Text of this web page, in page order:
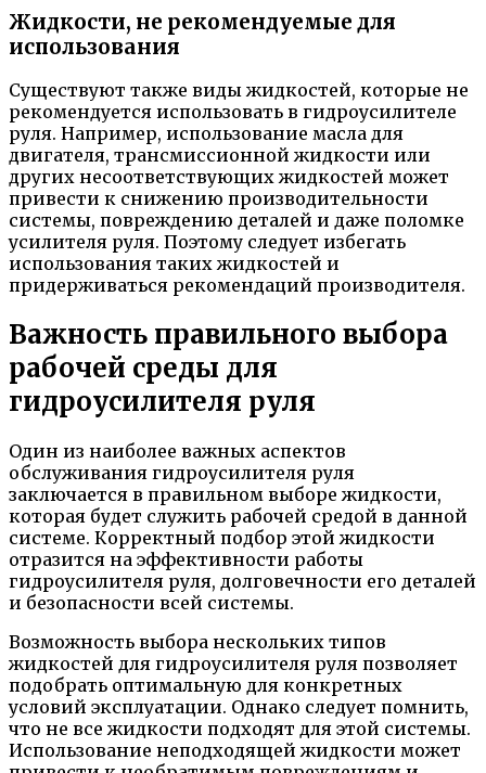
Жидкости, не рекомендуемые для
использования
Существуют также виды жидкостей, которые не
рекомендуется использовать в гидроусилителе
руля. Например, использование масла для
двигателя, трансмиссионной жидкости или
других несоответствующих жидкостей может
привести к снижению производительности
системы, повреждению деталей и даже поломке
усилителя руля. Поэтому следует избегать
использования таких жидкостей и
придерживаться рекомендаций производителя.
Важность правильного выбора
рабочей среды для
гидроусилителя руля
Один из наиболее важных аспектов
обслуживания гидроусилителя руля
заключается в правильном выборе жидкости,
которая будет служить рабочей средой в данной
системе. Корректный подбор этой жидкости
отразится на эффективности работы
гидроусилителя руля, долговечности его деталей
и безопасности всей системы.
Возможность выбора нескольких типов
жидкостей для гидроусилителя руля позволяет
подобрать оптимальную для конкретных
условий эксплуатации. Однако следует помнить,
что не все жидкости подходят для этой системы.
Использование неподходящей жидкости может